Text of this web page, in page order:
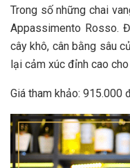
Trong số những chai
Appassimento Rosso.
cây khô, cân bằng sâu
lại cảm xúc đỉnh cao
Giá tham khảo: 915.000